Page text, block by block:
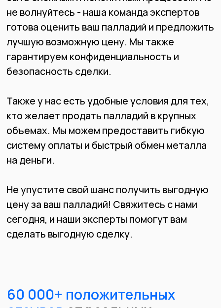
Компании успехов и процветания!
Какие еще изделия
принимаются к скупке?
Получитесамую выгодную